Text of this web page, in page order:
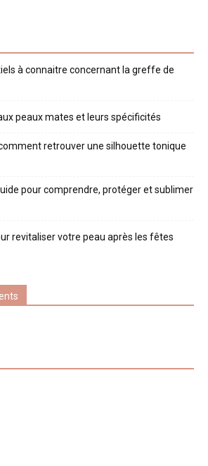
à connaitre concernant la greffe de
peaux mates et leurs spécificités
retrouver une silhouette tonique
pour comprendre, protéger et sublimer
revitaliser votre peau après les fêtes